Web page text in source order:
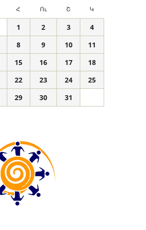
Հ Ու Շ Կ
1 2 3
4
8 9 10
11
15 16 17
18
22 23 24
25
29 30
31